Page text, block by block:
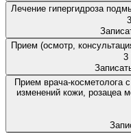
Лечение гипергидроза
Прием (осмотр,
3
Прием врача-косметолога
изменений кожи, розацеа